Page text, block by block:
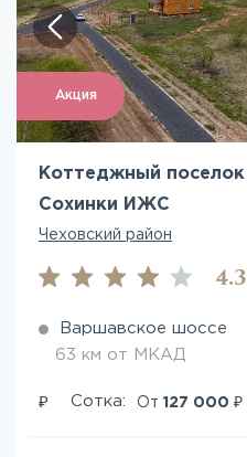
Акция
Коттеджный поселок
Сохинки ИЖС
Чеховский район
4.3
Варшавское шоссе
63 км от МКАД
₽ Сотка: От 127 000 ₽